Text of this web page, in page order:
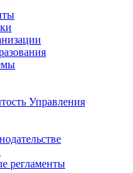
Управления
регламенты